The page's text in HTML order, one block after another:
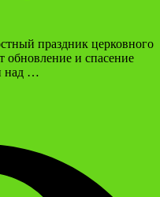
праздник церковного
обновление и спасение
над …